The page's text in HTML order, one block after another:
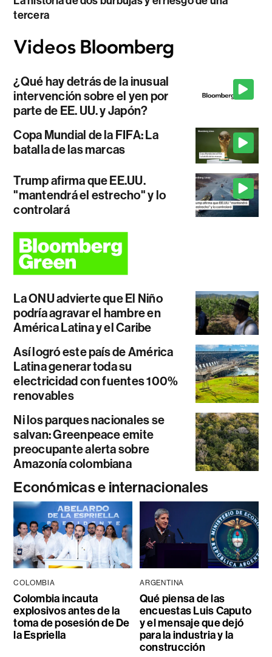
tercera
¿Qué hay detrás de la inusual
intervención sobre el yen por
parte de EE. UU. y Japón?
Copa Mundial de la FIFA: La
batalla de las marcas
Trump afirma que EE.UU.
"mantendrá el estrecho" y lo
controlará
La ONU advierte que El Niño
podría agravar el hambre en
América Latina y el Caribe
Así logró este país de América
Latina generar toda su
electricidad con fuentes 100%
renovables
Ni los parques nacionales se
salvan: Greenpeace emite
preocupante alerta sobre
Amazonía colombiana
Económicas e internacionales
COLOMBIA
Colombia incauta
explosivos antes de la
toma de posesión de De
la Espriella
ARGENTINA
Qué piensa de las
encuestas Luis Caputo
y el mensaje que dejó
para la industria y la
construcción